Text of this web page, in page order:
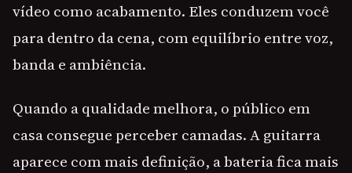
vídeo como acabamento. Eles conduzem você
para dentro da cena, com equilíbrio entre voz,
banda e ambiência.
Quando a qualidade melhora, o público em
casa consegue perceber camadas. A guitarra
aparece com mais definição, a bateria fica mais